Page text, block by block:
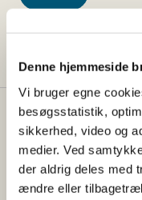
Denne hjemmeside
Vi bruger egne
besøgsstatistik,
sikkerhed, video og
medier. Ved
der aldrig deles med
ændre eller
Fødevarestyrelsen
Erhvervsministeriet.
fødevarekæden fra